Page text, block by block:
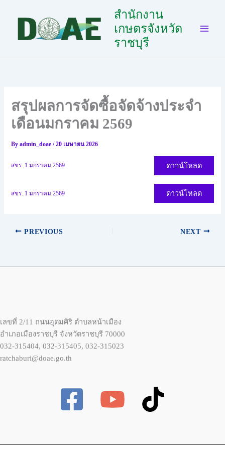
สำนักงาน
เกษตรจังหวัด
ราชบุรี
สรุปผลการจัดซื้อจัดจ้างประจำ
เดือนมกราคม 2569
Byadmin_doae/20 เมษายน 2026
สขร. 1 มกราคม 2569 ดาวน์โหลด
สขร. 1 มกราคม 2569 ดาวน์โหลด
PREVIOUS NEXT
เลขที่ 2/11 ถนนอุดมศิริ ตำบลหน้าเมือง
อำเภอเมืองราชบุรี จังหวัดราชบุรี 70000
032-315404, 032-315405, 032-315023
ratchaburi@doae.go.th